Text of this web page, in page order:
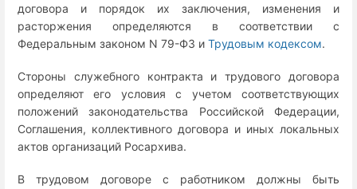
договора и порядок их заключения, изменения и
расторжения определяются в соответствии с
Федеральным законом N 79-ФЗ и Трудовым кодексом.
Стороны служебного контракта и трудового договора
определяют его условия с учетом соответствующих
положений законодательства Российской Федерации,
Соглашения, коллективного договора и иных локальных
актов организаций Росархива.
В трудовом договоре с работником должны быть